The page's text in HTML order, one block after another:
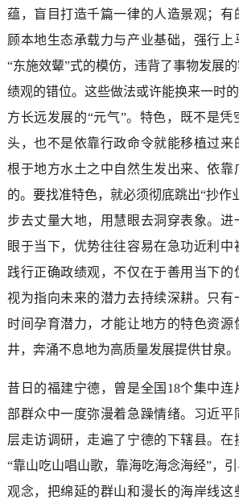
蕴，盲目打造千篇一律的人造景观；有
顾本地生态承载力与产业基础，强行上
“东施效颦”式的模仿，违背了事物发展
绩观的错位。这些做法或许能换来一时
方长远发展的“元气”。特色，既不是凭
头，也不是依靠行政命令就能移植过来
根于地方水土之中自然生发出来、依靠
的。要找准特色，就必须彻底跳出“抄作
步去丈量大地，用慧眼去洞穿表象。进
眼于当下，优势往往容易在急功近利中
践行正确政绩观，不仅在于善用当下的
视为指向未来的潜力去持续深耕。只有
时间孕育潜力，才能让地方的特色资源
井，奔涌不息地为高质量发展提供甘泉。
昔日的福建宁德，曾是全国18个集中
部群众中一度弥漫着急躁情绪。习近平
层走访调研，走遍了宁德的下辖县。在
“靠山吃山唱山歌，靠海吃海念海经”，
观念，把绵延的群山和漫长的海岸线这